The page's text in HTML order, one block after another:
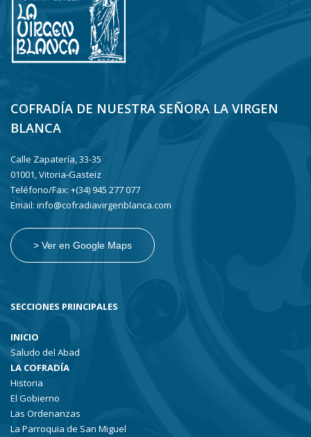
COFRADÍA DE NUESTRA SEÑORA LA VIRGEN
BLANCA
Calle Zapatería, 33-35
01001, Vitoria-Gasteiz
Teléfono/Fax: +(34) 945 277 077
Email: info@cofradiavirgenblanca.com
> Ver en Google Maps
SECCIONES PRINCIPALES
INICIO
Saludo del Abad
LA COFRADÍA
Historia
El Gobierno
Las Ordenanzas
La Parroquia de San Miguel